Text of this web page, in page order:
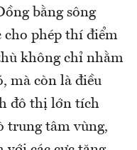
bằng sông
cho phép thí điểm
không chỉ nhằm
mà còn là điều
đô thị lớn tích
trung tâm vùng,